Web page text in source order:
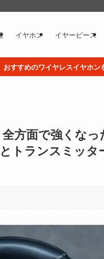
イヤホン イヤーピース
おすすめのワイヤレスイヤホ
方面で強くな
トランスミッタ